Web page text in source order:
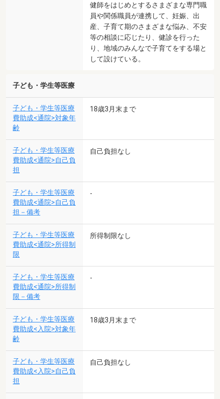
健師をはじめとするさまざまな専門職
員や関係職員が連携して、妊娠、出
産、子育て期のさまざまな悩み、不安
等の相談に応じたり、健診を行った
り、地域のみんなで子育てをする場と
して設けている。
子ども・学生等医療
子ども・学生等医療
費助成<通院>対象年
齢
18歳3月末まで
子ども・学生等医療
費助成<通院>自己負
担
自己負担なし
子ども・学生等医療
費助成<通院>自己負
担－備考
-
子ども・学生等医療
費助成<通院>所得制
限
所得制限なし
子ども・学生等医療
費助成<通院>所得制
限－備考
-
子ども・学生等医療
費助成<入院>対象年
齢
18歳3月末まで
子ども・学生等医療
費助成<入院>自己負
担
自己負担なし